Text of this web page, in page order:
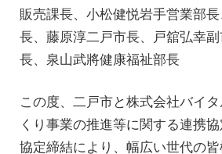
販売課長、小松健悦岩手営業部
長、藤原淳二戸市長、戸舘弘幸
長、泉山武將健康福祉部長
この度、二戸市と株式会社バイ
くり事業の推進等に関する連携協
協定締結により、幅広い世代の